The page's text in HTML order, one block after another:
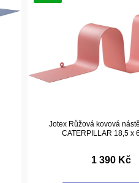
Jotex Růžová kovová
CATERPILLAR 18,5 x
1 390 Kč